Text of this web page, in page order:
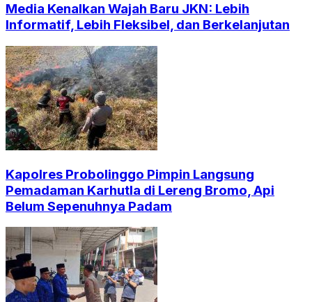
Media Kenalkan Wajah Baru JKN: Lebih
Informatif, Lebih Fleksibel, dan Berkelanjutan
Kapolres Probolinggo Pimpin Langsung
Pemadaman Karhutla di Lereng Bromo, Api
Belum Sepenuhnya Padam